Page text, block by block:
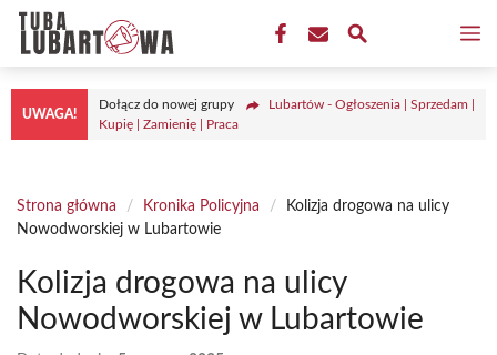
Przejdź
treści
UWAGA!
Dołącz do nowej grupy
Lubartów - Ogłoszenia | Sprzedam |
Kupię | Zamienię | Praca
Strona główna / Kronika Policyjna /
Kolizja drogowa na ulicy
Nowodworskiej w Lubartowie
Kolizja drogowa na ulicy
Nowodworskiej w Lubartowie